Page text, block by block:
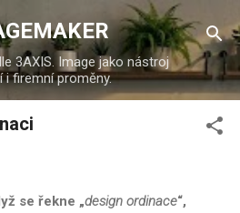
na hlavní obsah
3AXIS. Image jako nástroj
i firemní proměny.
se řekne „design ordinace“,